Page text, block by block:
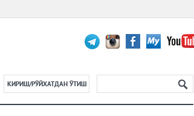
КИРИШ/РЎЙХАТДАН ЎТИШ